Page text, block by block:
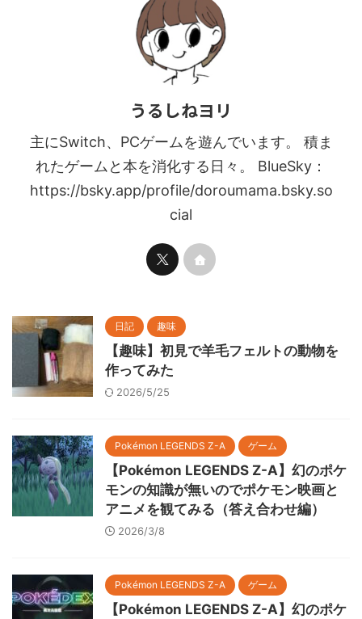
うるしねヨリ
主にSwitch、PCゲームを遊んでいます。 積ま
れたゲームと本を消化する日々。 BlueSky：
https://bsky.app/profile/doroumama.bsky.so
cial
日記 趣味
【趣味】初見で羊毛フェルトの動物を
作ってみた
2026/5/25
Pokémon LEGENDS Z-A ゲーム
【Pokémon LEGENDS Z-A】幻のポケ
モンの知識が無いのでポケモン映画と
アニメを観てみる（答え合わせ編）
2026/3/8
Pokémon LEGENDS Z-A ゲーム
【Pokémon LEGENDS Z-A】幻のポケ